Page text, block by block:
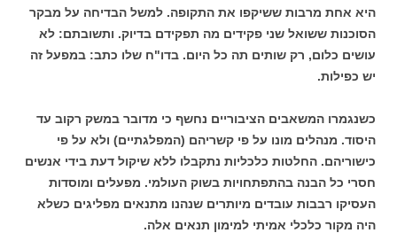
היא אחת מרבות ששיקפו את התקופה. למשל הבדיחה על מבקר
הסוכנות ששואל שני פקידים מה תפקידם בדיוק. ותשובתם: לא
עושים כלום, רק שותים תה כל היום. בדו"ח שלו כתב: במפעל זה
יש כפילות.
כשנגמרו המשאבים הציבוריים נחשף כי מדובר במשק רקוב עד
היסוד. מנהלים מונו על פי קשריהם (המפלגתיים) ולא על פי
כישוריהם. החלטות כלכליות נתקבלו ללא שיקול דעת בידי אנשים
חסרי כל הבנה בהתפתחויות בשוק העולמי. מפעלים ומוסדות
העסיקו רבבות עובדים מיותרים שנהנו מתנאים מפליגים כשלא
היה מקור כלכלי אמיתי למימון תנאים אלה.